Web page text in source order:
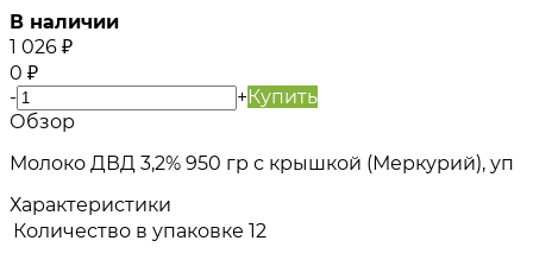
В наличии
1 026 ₽
0 ₽
-
+Купить
Обзор
Молоко ДВД 3,2% 950 гр с крышкой (Меркурий), уп
Характеристики
Количество в упаковке 12